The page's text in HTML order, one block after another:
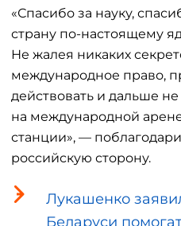
«Спасибо за науку,
страну по-настоящему
Не жалея никаких
международное право,
действовать и дальше
на международной
станции», —
российскую сторону.
Лукашенко
Беларуси